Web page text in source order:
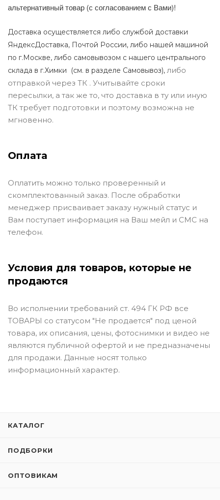
альтернативный товар (с согласованием с Вами)!
Доставка осуществляется либо службой доставки
ЯндексДоставка, Почтой России, либо нашей машиной
по г.Москве, либо самовывозом с нашего центрального
склада в г.Химки (см. в разделе Самовывоз), либо
отправкой через ТК . Учитывайте сроки
пересылки, а так же то, что доставка в ту или иную
ТК требует подготовки и поэтому возможна не
мгновенно.
Оплата
Оплатить можно только проверенный и
скомплектованный заказ. После обработки
менеджер присваивает заказу нужный статус и
Вам поступает информация на Ваш мейл и СМС на
телефон.
Условия для товаров, которые не
продаются
Во исполнении требований ст. 494 ГК РФ все
ТОВАРЫ со статусом "Не продается" под ценой
товара, их описания, цены, фотоснимки и видео не
являются публичной офертой и не предназначены
для продажи. Данные носят только
информационный характер.
КАТАЛОГ
ПОДБОРКИ
ОПТОВИКАМ